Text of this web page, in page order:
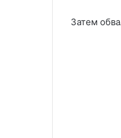
Затем